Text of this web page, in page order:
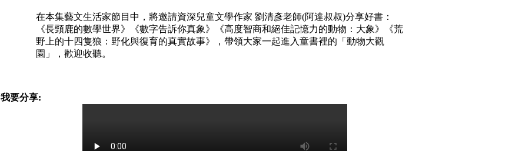
在本集藝文生活家節目中，將邀請資深兒童文學作家 劉清彥老師(阿達叔叔)分享好書：
《長頸鹿的數學世界》《數字告訴你真象》《高度智商和絕佳記憶力的動物：大象》《荒
野上的十四隻狼：野化與復育的真實故事》，帶領大家一起進入童書裡的「動物大觀
園」，歡迎收聽。
我要分享: